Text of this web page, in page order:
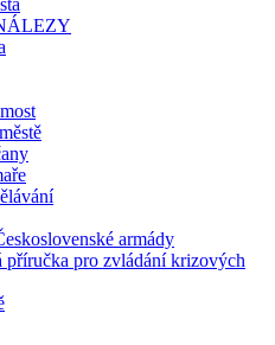
armády
příručka pro zvládání krizových